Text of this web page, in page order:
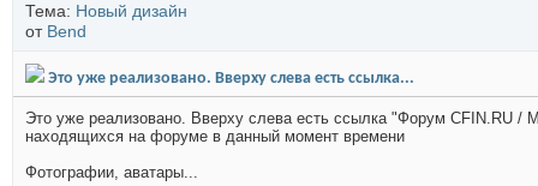
Тема: Новый дизайн
от Bend
Это уже реализовано. Вверху слева есть ссылка...
Это уже реализовано. Вверху слева есть ссылка "Форум CFIN.RU /
находящихся на форуме в данный момент времени
Фотографии, аватары...